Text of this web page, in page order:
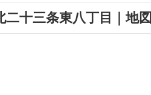
二十三条東八丁目｜地図